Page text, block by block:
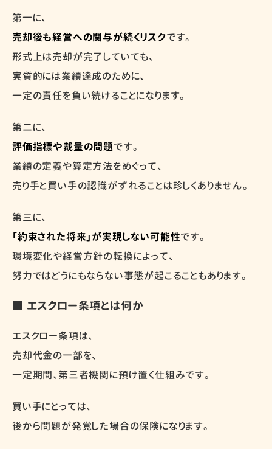
第一に、
売却後も経営への関与が続くリスクです。
形式上は売却が完了していても、
実質的には業績達成のために、
一定の責任を負い続けることになります。
第二に、
評価指標や裁量の問題です。
業績の定義や算定方法をめぐって、
売り手と買い手の認識がずれることは珍しくありません。
第三に、
「約束された将来」が実現しない可能性です。
環境変化や経営方針の転換によって、
努力ではどうにもならない事態が起こることもあります。
■ エスクロー条項とは何か
エスクロー条項は、
売却代金の一部を、
一定期間、第三者機関に預け置く仕組みです。
買い手にとっては、
後から問題が発覚した場合の保険になります。